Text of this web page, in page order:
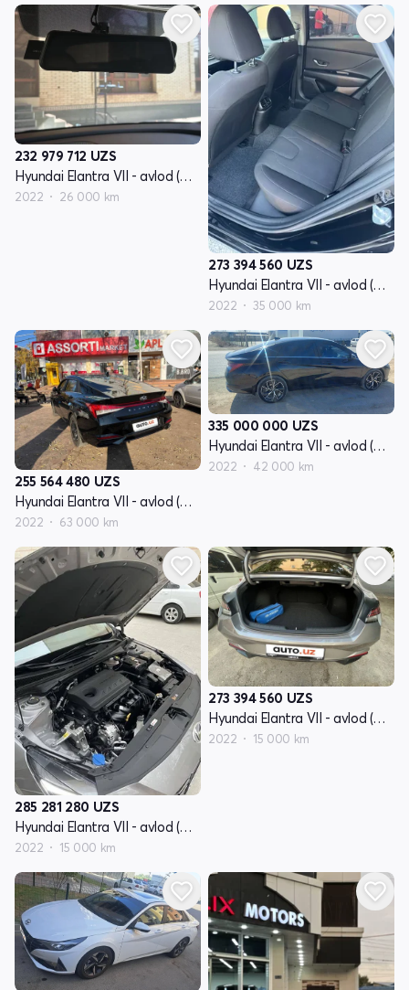
232 979 712 UZS
Hyundai Elantra VII - avlod (CN7)
2022 26 000 km
273 394 560 UZS
Hyundai Elantra VII - avlod (CN7)
2022 35 000 km
255 564 480 UZS
Hyundai Elantra VII - avlod (CN7)
2022 63 000 km
335 000 000 UZS
Hyundai Elantra VII - avlod (CN7)
2022 42 000 km
285 281 280 UZS
Hyundai Elantra VII - avlod (CN7)
2022 15 000 km
273 394 560 UZS
Hyundai Elantra VII - avlod (CN7)
2022 15 000 km